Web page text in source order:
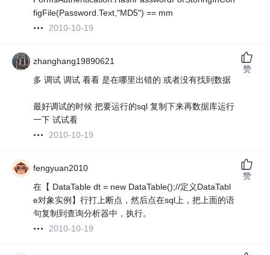
figFile(Password.Text,"MD5") == mm
2010-10-19
zhanghang19890621
多 调试 调试 看看 是在哪里出错的 或者没有找到数据
最好调试的时候 把要运行的sql 复制下来再数据库运行
一下 试试看
2010-10-19
赞
fengyuan2010
在【 DataTable dt = new DataTable();//定义DataTabl
e对象实例】行打上断点，然后点在sql上，把上面的语
句复制到查询分析器中，执行。
2010-10-19
赞